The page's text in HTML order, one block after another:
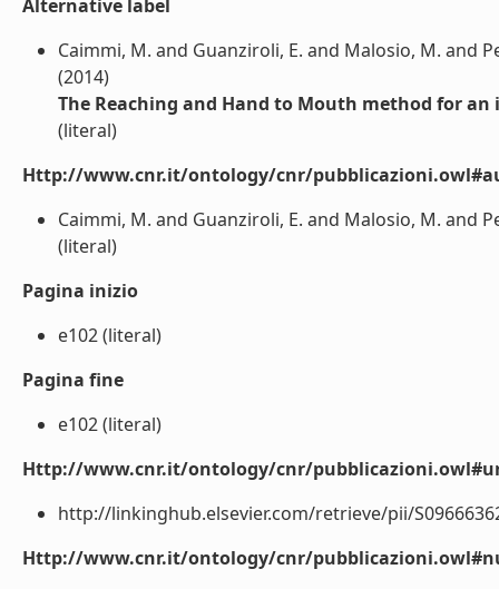
Alternative label
Caimmi, M. and Guanziroli, E. and Malosio, M. and
(2014)
The Reaching and Hand to Mouth method for
(literal)
Http://www.cnr.it/ontology/cnr/
Caimmi, M. and Guanziroli, E. and Malosio, M. and
(literal)
Pagina inizio
e102 (literal)
Pagina fine
e102 (literal)
Http://www.cnr.it/ontology/cnr/
http://linkinghub.elsevier.com/retrieve/pii/
Http://www.cnr.it/ontology/cnr/